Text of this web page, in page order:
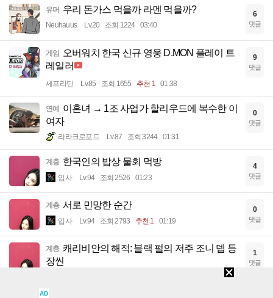
유머 우리 돈가스 먹을까 라멘 먹을까?
Neuhauus Lv.20 조회 1224 03:40
6
댓글
게임 오버워치 한국 신규 영웅 D.MON 플레이 트
레일러
세프라딘 Lv.85 조회 1655 추천 1 01:38
9
댓글
연예 이혼녀 → 1조 사업가 할리우드에 복수한 이
여자
라라크로포드 Lv.87 조회 3244 01:31
0
댓글
계층 한국인의 밥상 물회 먹방
입사 Lv.94 조회 2526 01:23
4
댓글
계층 서로 민망한 순간
입사 Lv.94 조회 2793 추천 1 01:19
0
댓글
계층 캐리비안의 해적: 블랙 펄의 저주 조니 뎁 등
장씬
1
댓글
AD